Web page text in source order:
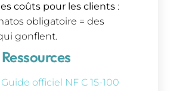
coûts pour les clients :
obligatoire = des
gonflent.
officiel NF C 15-100